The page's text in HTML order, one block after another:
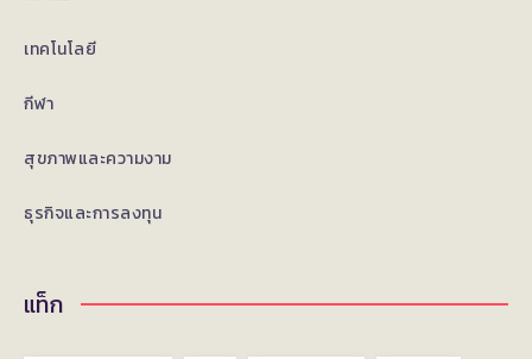
เทคโนโลยี
กีฬา
สุขภาพและความงาม
ธุรกิจและการลงทุน
แท็ก